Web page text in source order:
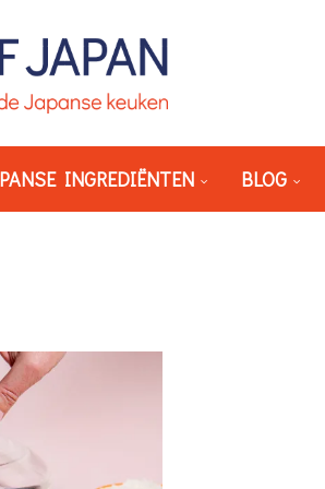
INGREDIËNTEN BLOG